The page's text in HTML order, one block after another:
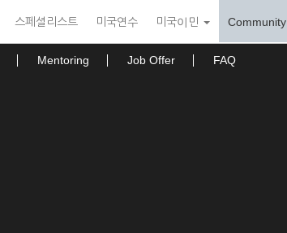
스페셜리스트 미국연수 미국이민 Community
Mentoring Job Offer FAQ